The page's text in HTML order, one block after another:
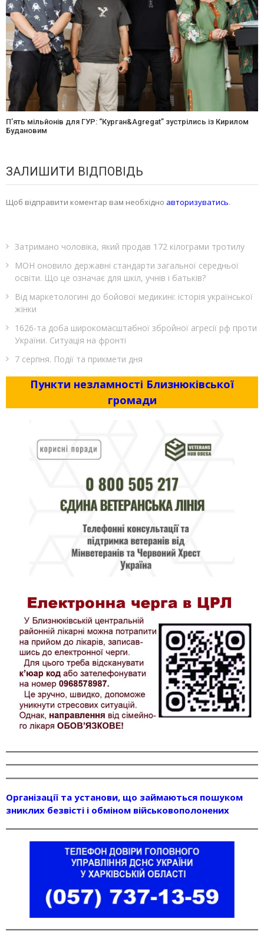
П’ять мільйонів для ГУР: “Курган&Agregat” зустрілись із Кирилом
Будановим
ЗАЛИШИТИ ВІДПОВІДЬ
Щоб відправити коментар вам необхідно авторизуватись.
Затримано чоловіка, який продав 172 кілограми тротилу
МОН оновило державні стандарти загальної середньої
освіти. Що це означає для шкіл, учнів і батьків?
Від маркетологині до бойової медикині: історія української
жінки
1626-та доба широкомасштабної збройної агресії рф проти
України. Ситуація на фронті
7 серпня. Події та прикмети дня
Пункти незламності Близнюківської
громади
Організації та установи, що займаються пошуком
зниклих безвісті і обміном військовополонених